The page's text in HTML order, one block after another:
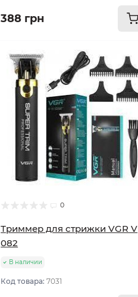
388 грн
0
Триммер для стрижки VGR V
082
В наличии
Код товара:7031